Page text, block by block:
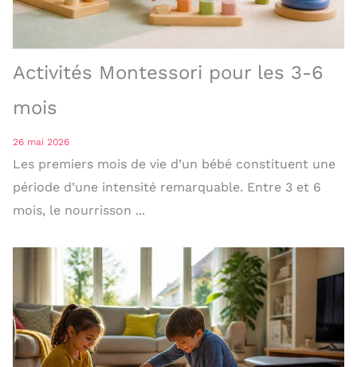
Activités Montessori pour les 3-6
mois
26 mai 2026
Les premiers mois de vie d’un bébé constituent une
période d’une intensité remarquable. Entre 3 et 6
mois, le nourrisson ...